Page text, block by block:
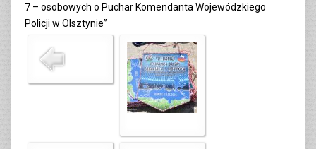
7 – osobowych o Puchar Komendanta Wojewódzkiego
Policji w Olsztynie”